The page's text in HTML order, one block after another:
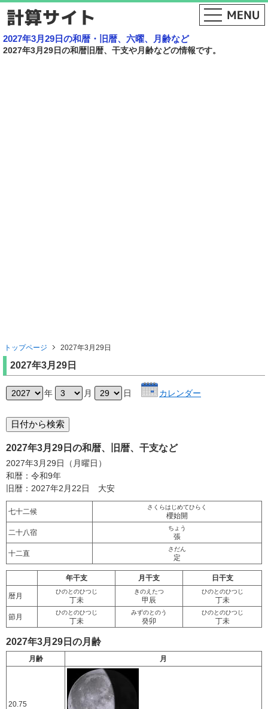
2027年3月29日の和暦・旧暦、六曜、月齢など
2027年3月29日の和暦旧暦、干支や月齢などの情報です。
トップページ 2027年3月29日
2027年3月29日
年 月 日 カレンダー
2027年3月29日の和暦、旧暦、干支など
2027年3月29日（月曜日）
和暦：令和9年
旧暦：2027年2月22日 大安
七十二候
さくらはじめてひらく
櫻始開
二十八宿
ちょう
張
十二直
さだん
定
年干支 月干支 日干支
暦月
ひのとのひつじ
丁未
きのえたつ
甲辰
ひのとのひつじ
丁未
節月
ひのとのひつじ
丁未
みずのとのう
癸卯
ひのとのひつじ
丁未
2027年3月29日の月齢
月齢 月
20.75